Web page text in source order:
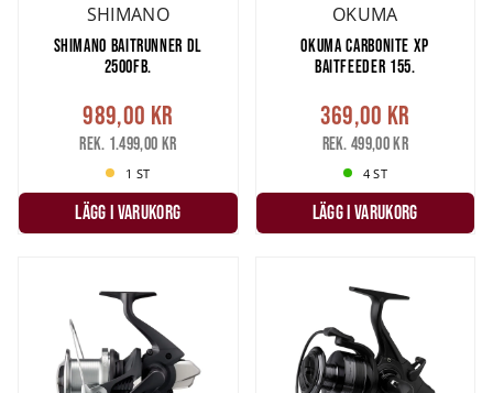
SHIMANO
SHIMANO BAITRUNNER DL
2500FB.
989,00 kr
Rek. 1.499,00 kr
1 ST
LÄGG I VARUKORG
OKUMA
OKUMA CARBONITE XP
BAITFEEDER 155.
369,00 kr
Rek. 499,00 kr
4 ST
LÄGG I VARUKORG